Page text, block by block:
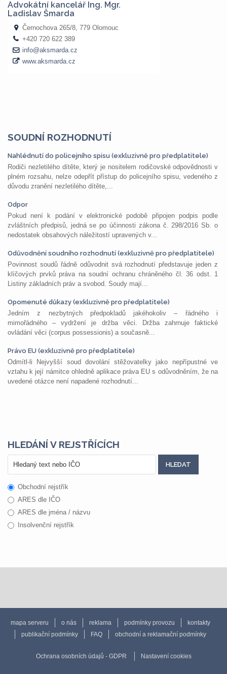
SOUDNÍ ROZHODNUTÍ
Nahlédnutí do policejního spisu (exkluzivně pro předplatitele)
Rodiči nezletilého dítěte, který je nositelem rodičovské odpovědnosti v
plném rozsahu, nelze odepřít přístup do policejního spisu, vedeného z
důvodu zranění nezletilého dítěte,...
Odpor
Pokud není k podání v elektronické podobě připojen podpis podle
zvláštních předpisů, jedná se po účinnosti zákona č. 298/2016 Sb. o
nedostatek obsahových náležitostí upravených v...
Odůvodnění soudního rozhodnutí (exkluzivně pro předplatitele)
Povinnost soudů řádně odůvodnit svá rozhodnutí představuje jeden z
klíčových prvků práva na soudní ochranu chráněného čl. 36 odst. 1
Listiny základních práv a svobod. Soudy mají...
Opomenuté důkazy (exkluzivně pro předplatitele)
Jedním z nezbytných předpokladů jakéhokoliv – řádného i
mimořádného – vydržení je držba věci. Držba zahrnuje faktické
ovládání věci (corpus possessionis) a současně...
Právo EU (exkluzivně pro předplatitele)
Odmítl-li Nejvyšší soud dovolání stěžovatelky jako nepřípustné ve
vztahu k její námitce ohledně aplikace práva EU s odůvodněním, že na
uvedené otázce není napadené rozhodnutí...
HLEDÁNÍ V REJSTŘÍCÍCH
Obchodní rejstřík
ARES dle IČO
ARES dle jména / názvu
Insolvenční rejstřík
mapa serveru o nás reklama podmínky provozu
kontakty
publikační podmínky
FAQ obchodní a reklamační podmínky
Ochrana osobních údajů - GDPR Nastavení cookies